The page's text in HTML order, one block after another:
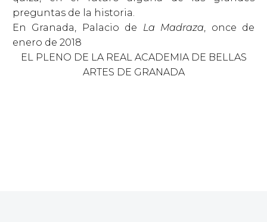
preguntas de la historia.
En Granada, Palacio de
La Madraza, once de
enero de 2018
EL PLENO DE LA REAL ACADEMIA DE BELLAS
ARTES DE GRANADA